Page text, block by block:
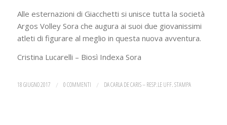
Alle esternazioni di Giacchetti si unisce tutta la società
Argos Volley Sora che augura ai suoi due giovanissimi
atleti di figurare al meglio in questa nuova avventura.
Cristina Lucarelli – Biosì Indexa Sora
18 GIUGNO 2017 / 0 COMMENTI / DACARLA DE CARIS – RESP.LE UFF. STAMPA